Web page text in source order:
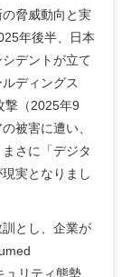
脅威動向と実
年後半、日本
デントが立て
ディングス
撃（2025年9
被害に遭い、
さに「デジタ
実となりまし
とし、企業が
ュリティ態勢